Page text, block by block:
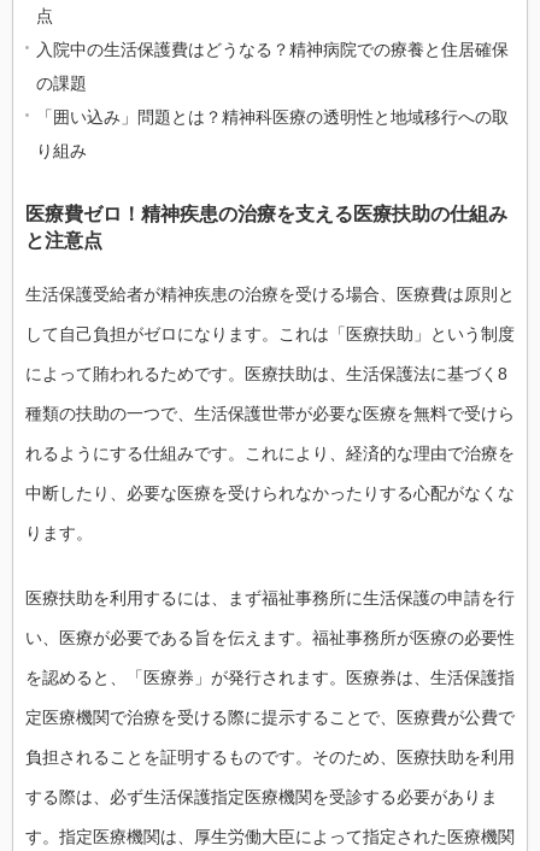
点
入院中の生活保護費はどうなる？精神病院での療養と住居確保
の課題
「囲い込み」問題とは？精神科医療の透明性と地域移行への取
り組み
医療費ゼロ！精神疾患の治療を支える医療扶助の仕組み
と注意点
生活保護受給者が精神疾患の治療を受ける場合、医療費は原則と
して自己負担がゼロになります。これは「医療扶助」という制度
によって賄われるためです。医療扶助は、生活保護法に基づく8
種類の扶助の一つで、生活保護世帯が必要な医療を無料で受けら
れるようにする仕組みです。これにより、経済的な理由で治療を
中断したり、必要な医療を受けられなかったりする心配がなくな
ります。
医療扶助を利用するには、まず福祉事務所に生活保護の申請を行
い、医療が必要である旨を伝えます。福祉事務所が医療の必要性
を認めると、「医療券」が発行されます。医療券は、生活保護指
定医療機関で治療を受ける際に提示することで、医療費が公費で
負担されることを証明するものです。そのため、医療扶助を利用
する際は、必ず生活保護指定医療機関を受診する必要がありま
す。指定医療機関は、厚生労働大臣によって指定された医療機関